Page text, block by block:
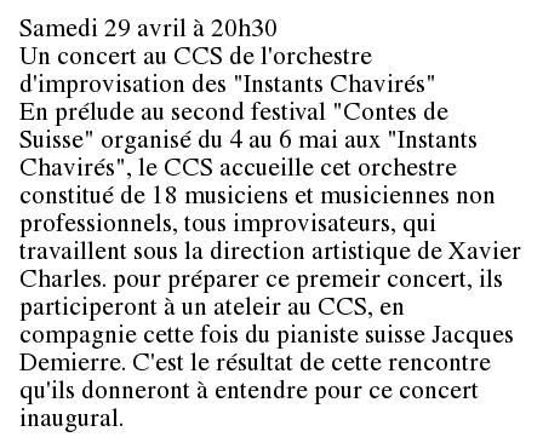
Samedi 29 avril à 20h30
Un concert au CCS de l'orchestre
d'improvisation des "Instants Chavirés"
En prélude au second festival "Contes de
Suisse" organisé du 4 au 6 mai aux "Instants
Chavirés", le CCS accueille cet orchestre
constitué de 18 musiciens et musiciennes non
professionnels, tous improvisateurs, qui
travaillent sous la direction artistique de Xavier
Charles. pour préparer ce premeir concert, ils
participeront à un ateleir au CCS, en
compagnie cette fois du pianiste suisse Jacques
Demierre. C'est le résultat de cette rencontre
qu'ils donneront à entendre pour ce concert
inaugural.